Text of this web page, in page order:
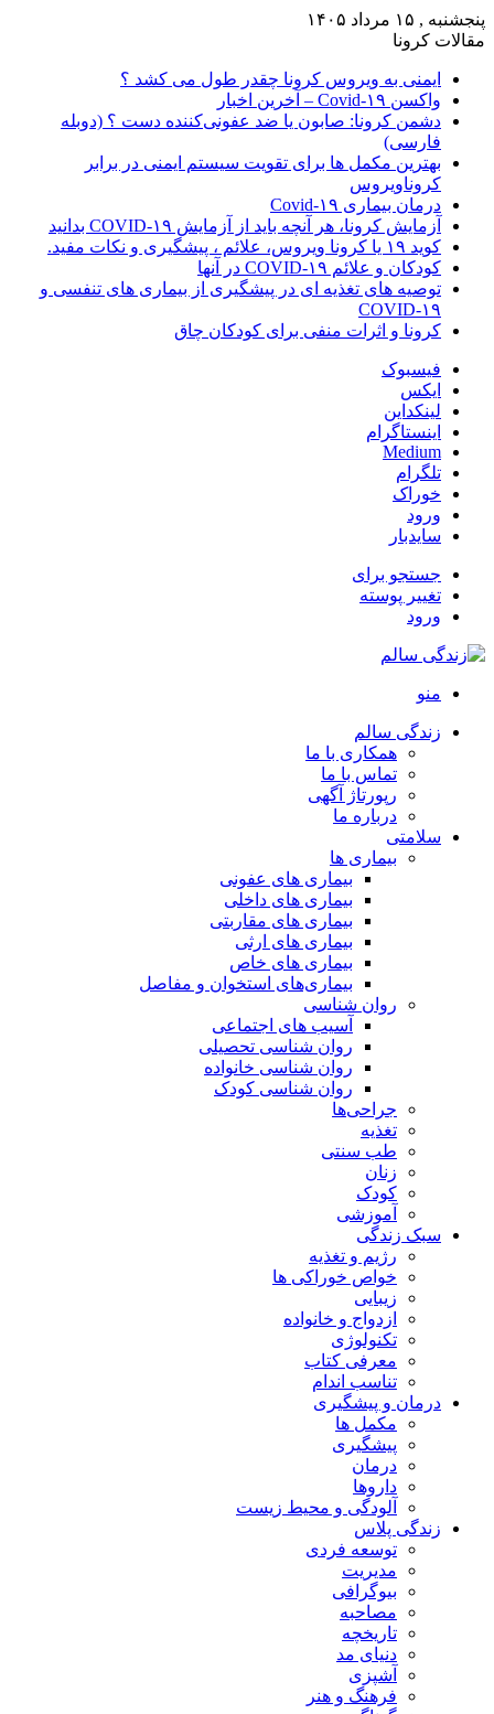
پنجشنبه , ۱۵ مرداد ۱۴۰۵
مقالات کرونا
ایمنی به ویروس کرونا چقدر طول می کشد ؟
واکسن Covid-۱۹ – آخرین اخبار
دشمن کرونا: صابون یا ضد عفونی‌کننده دست ؟ (دوبله
فارسی)
بهترین مکمل ها برای تقویت سیستم ایمنی در برابر
کروناویروس
درمان بیماری Covid-۱۹
آزمایش کرونا، هر آنچه باید از آزمایش COVID-۱۹ بدانید
کوید ۱۹ یا کرونا ویروس، علائم ، پیشگیری و نکات مفید.
کودکان و علائم COVID-۱۹ در آنها
توصیه های تغذیه ای در پیشگیری از بیماری های تنفسی و
COVID-۱۹
کرونا و اثرات منفی برای کودکان چاق
فیسبوک
ایکس
لینکداین
اینستاگرام
Medium
تلگرام
خوراک
ورود
سایدبار
جستجو برای
تغییر پوسته
ورود
منو
زندگی سالم
همکاری با ما
تماس با ما
رپورتاژ آگهی
درباره ما
سلامتی
بیماری ها
بیماری های عفونی
بیماری های داخلی
بیماری های مقاربتی
بیماری های ارثی
بیماری های خاص
بیماری‌های استخوان و مفاصل
روان شناسی
آسیب های اجتماعی
روان شناسی تحصیلی
روان شناسی خانواده
روان شناسی کودک
جراحی‌ها
تغذیه
طب سنتی
زنان
کودک
آموزشی
سبک زندگی
رژیم و تغذیه
خواص خوراکی ها
زیبایی
ازدواج و خانواده
تکنولوژی
معرفی کتاب
تناسب اندام
درمان و پیشگیری
مکمل ها
پیشگیری
درمان
داروها
آلودگی و محیط زیست
زندگی پلاس
توسعه فردی
مدیریت
بیوگرافی
مصاحبه
تاریخچه
دنیای مد
آشپزی
فرهنگ و هنر